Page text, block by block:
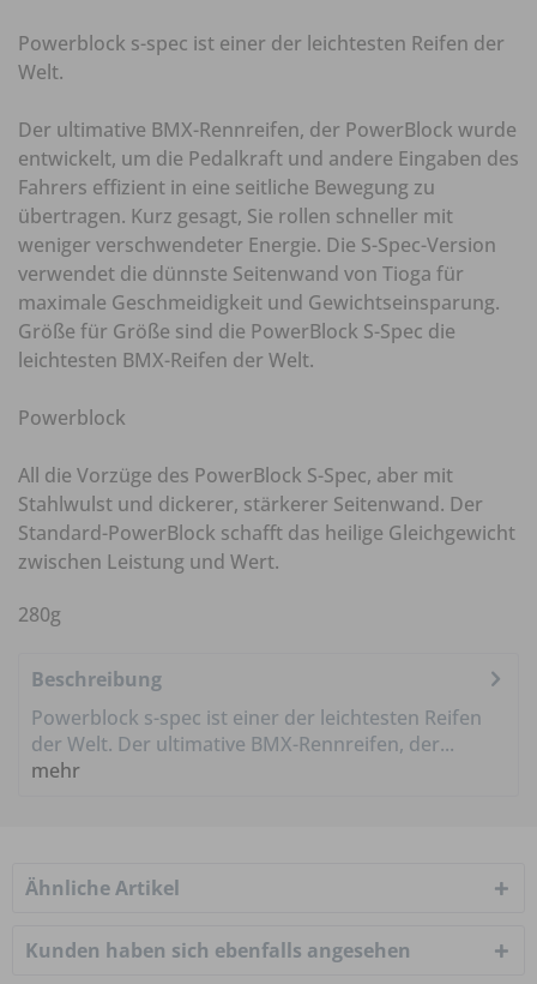
Powerblock s-spec ist einer der leichtesten Reifen der
Welt.
Der ultimative BMX-Rennreifen, der PowerBlock wurde
entwickelt, um die Pedalkraft und andere Eingaben des
Fahrers effizient in eine seitliche Bewegung zu
übertragen. Kurz gesagt, Sie rollen schneller mit
weniger verschwendeter Energie. Die S-Spec-Version
verwendet die dünnste Seitenwand von Tioga für
maximale Geschmeidigkeit und Gewichtseinsparung.
Größe für Größe sind die PowerBlock S-Spec die
leichtesten BMX-Reifen der Welt.
Powerblock
All die Vorzüge des PowerBlock S-Spec, aber mit
Stahlwulst und dickerer, stärkerer Seitenwand. Der
Standard-PowerBlock schafft das heilige Gleichgewicht
zwischen Leistung und Wert.
280g
Beschreibung
Powerblock s-spec ist einer der leichtesten Reifen
der Welt. Der ultimative BMX-Rennreifen, der...
mehr
Ähnliche Artikel
Kunden haben sich ebenfalls angesehen